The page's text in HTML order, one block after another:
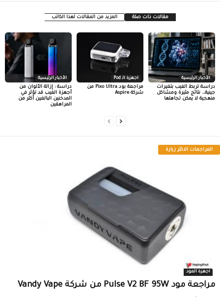
مقالات ذات صلة المزيد من المقالات لهذا الكاتب
الأخبار الرئيسية
دراسة : إزالة الألوان من
أجهزة الفيب قد تؤثر في
المدخنين البالغين أكثر من
المراهقين
اجهزة الـ Pod
مراجعة بود Pixo Ultra من
شركة Aspire
الأخبار الرئيسية
دراسة تربط الفيب بتغيرات
جينية… نتائج مثيرة ومشاكل
منهجية لا يمكن تجاهلها
المراجعات الاكثر زيارة
اجهزة المود
مراجعة مود Pulse V2 BF 95W من شركة Vandy Vape